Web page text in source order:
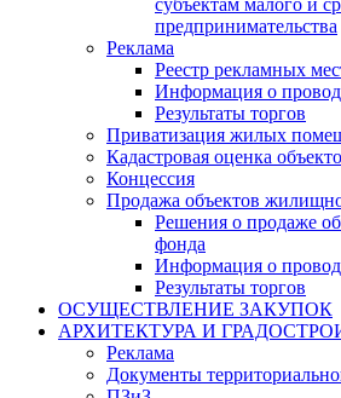
предпринимательства
Реклама
Реестр рекламных
Информация о
Результаты торгов
Приватизация жилых
Кадастровая оценка
Концессия
Продажа объектов
Решения о продаже
фонда
Информация о
Результаты торгов
ОСУЩЕСТВЛЕНИЕ ЗАКУПОК
АРХИТЕКТУРА И
Реклама
Документы